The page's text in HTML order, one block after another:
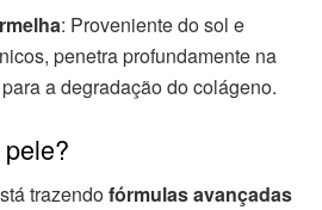
: Proveniente do sol e
penetra profundamente na
a degradação do colágeno.
trazendofórmulas avançadas